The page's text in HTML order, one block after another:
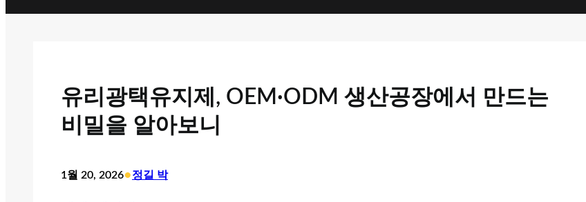
유리광택유지제, OEM·ODM 생산공장에서 만드는
비밀을 알아보니
1월 20, 2026•정길 박